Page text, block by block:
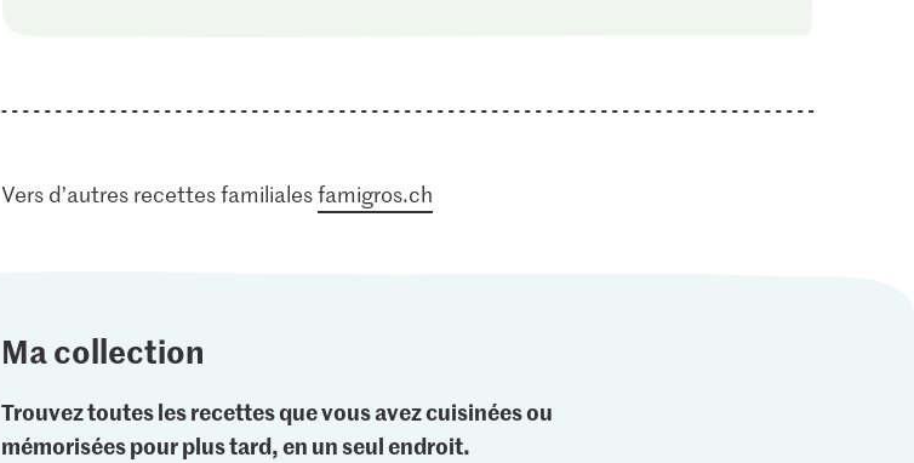
Vers d’autres recettes familialesfamigros.ch
Ma collection
Trouvez toutes les recettes que vous avez cuisinées ou
mémorisées pour plus tard, en un seul endroit.